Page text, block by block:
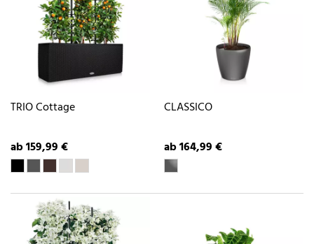
TRIO Cottage
ab 159,99 €
CLASSICO
ab 164,99 €